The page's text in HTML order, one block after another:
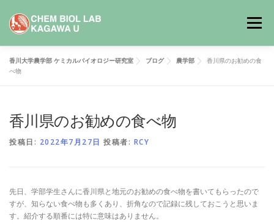
メニュー
ホーム
メモ リンク ENGLISH
香川大学農学部 ケミカルバイオロジー研究室 ブログ 農学部
香川県のお勧めの食
べ物
香川県のお勧めの食べ物
投稿日: 2022年7月27日 投稿者: RCY
先日、学部学生さんに香川県と地元のお勧めの食べ物を書いてもらったので
すが、知らない食べ物も多くあり、折角なので記録に残しておこうと思いま
す。紹介する順番には特に意味はありません。